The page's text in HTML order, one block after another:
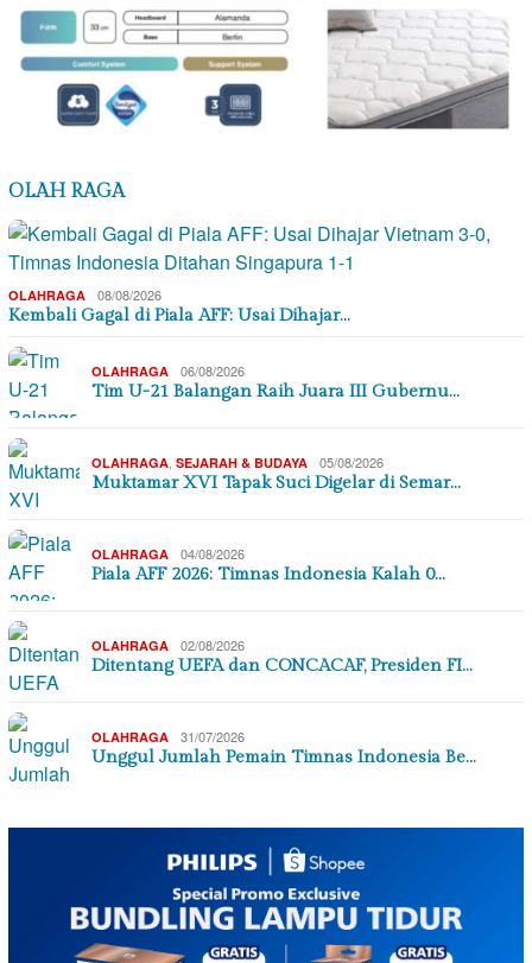
OLAH RAGA
OLAHRAGA 08/08/2026
Kembali Gagal di Piala AFF: Usai Dihajar…
OLAHRAGA 06/08/2026
Tim U-21 Balangan Raih Juara III Gubernu…
OLAHRAGA, SEJARAH & BUDAYA 05/08/2026
Muktamar XVI Tapak Suci Digelar di Semar…
OLAHRAGA 04/08/2026
Piala AFF 2026: Timnas Indonesia Kalah 0…
OLAHRAGA 02/08/2026
Ditentang UEFA dan CONCACAF, Presiden FI…
OLAHRAGA 31/07/2026
Unggul Jumlah Pemain Timnas Indonesia Be…